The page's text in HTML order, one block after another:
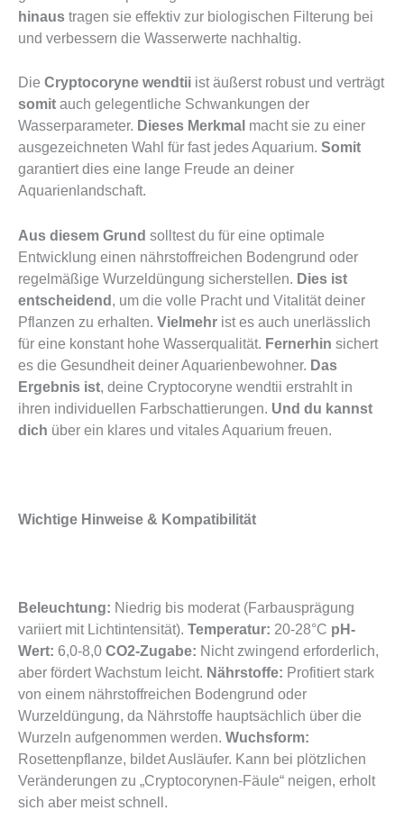
hinaus tragen sie effektiv zur biologischen Filterung bei
und verbessern die Wasserwerte nachhaltig.
Die Cryptocoryne wendtii ist äußerst robust und verträgt
somit auch gelegentliche Schwankungen der
Wasserparameter. Dieses Merkmal macht sie zu einer
ausgezeichneten Wahl für fast jedes Aquarium. Somit
garantiert dies eine lange Freude an deiner
Aquarienlandschaft.
Aus diesem Grund solltest du für eine optimale
Entwicklung einen nährstoffreichen Bodengrund oder
regelmäßige Wurzeldüngung sicherstellen. Dies ist
entscheidend , um die volle Pracht und Vitalität deiner
Pflanzen zu erhalten. Vielmehr ist es auch unerlässlich
für eine konstant hohe Wasserqualität. Fernerhin sichert
es die Gesundheit deiner Aquarienbewohner. Das
Ergebnis ist, deine Cryptocoryne wendtii erstrahlt in
ihren individuellen Farbschattierungen. Und du kannst
dich über ein klares und vitales Aquarium freuen.
Wichtige Hinweise & Kompatibilität
Beleuchtung: Niedrig bis moderat (Farbausprägung
variiert mit Lichtintensität). Temperatur: 20-28°C pH-
Wert: 6,0-8,0 CO2-Zugabe: Nicht zwingend erforderlich,
aber fördert Wachstum leicht. Nährstoffe: Profitiert stark
von einem nährstoffreichen Bodengrund oder
Wurzeldüngung, da Nährstoffe hauptsächlich über die
Wurzeln aufgenommen werden. Wuchsform:
Rosettenpflanze, bildet Ausläufer. Kann bei plötzlichen
Veränderungen zu „Cryptocorynen-Fäule“ neigen, erholt
sich aber meist schnell.